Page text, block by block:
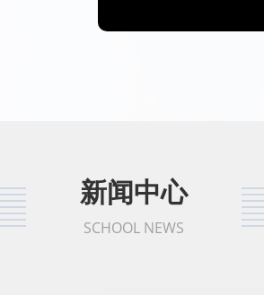
新闻中心
SCHOOL NEWS